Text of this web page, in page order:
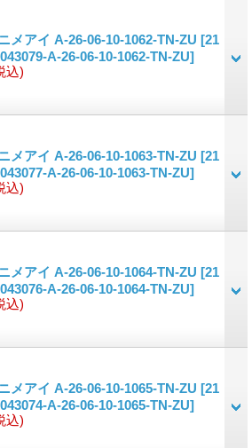
メアイ A-26-06-10-1062-TN-ZU [21
A-26-06-10-1062-TN-ZU]
込)
メアイ A-26-06-10-1063-TN-ZU [21
A-26-06-10-1063-TN-ZU]
込)
メアイ A-26-06-10-1064-TN-ZU [21
A-26-06-10-1064-TN-ZU]
込)
メアイ A-26-06-10-1065-TN-ZU [21
A-26-06-10-1065-TN-ZU]
込)